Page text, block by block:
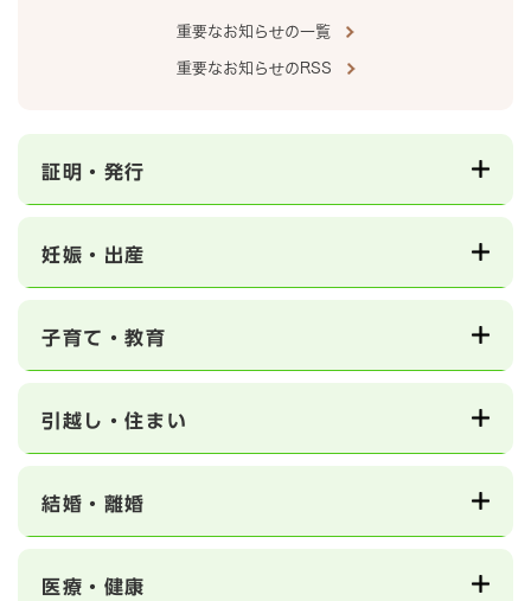
重要なお知らせの一覧
重要なお知らせのRSS
証明・発行
妊娠・出産
子育て・教育
引越し・住まい
結婚・離婚
医療・健康